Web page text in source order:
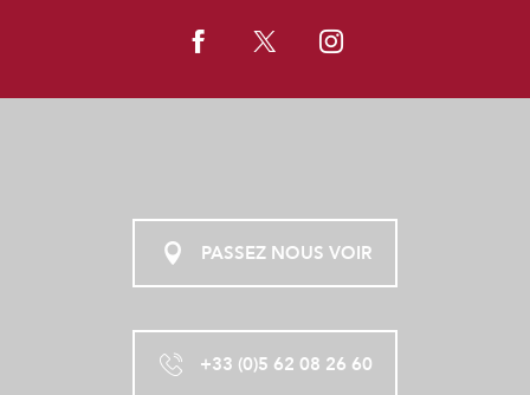
PASSEZ NOUS VOIR
+33 (0)5 62 08 26 60